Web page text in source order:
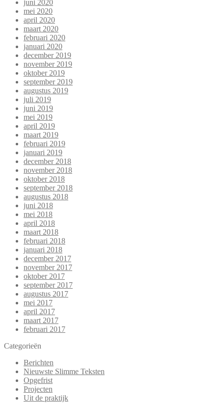
juni 2020
mei 2020
april 2020
maart 2020
februari 2020
januari 2020
december 2019
november 2019
oktober 2019
september 2019
augustus 2019
juli 2019
juni 2019
mei 2019
april 2019
maart 2019
februari 2019
januari 2019
december 2018
november 2018
oktober 2018
september 2018
augustus 2018
juni 2018
mei 2018
april 2018
maart 2018
februari 2018
januari 2018
december 2017
november 2017
oktober 2017
september 2017
augustus 2017
mei 2017
april 2017
maart 2017
februari 2017
Categorieën
Berichten
Nieuwste Slimme Teksten
Opgefrist
Projecten
Uit de praktijk